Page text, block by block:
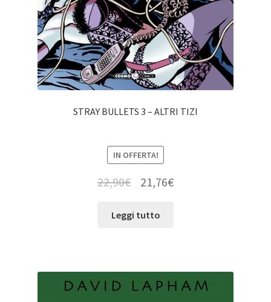
STRAY BULLETS 3 – ALTRI TIZI
IN OFFERTA!
22,90€ 21,76€
Leggi tutto